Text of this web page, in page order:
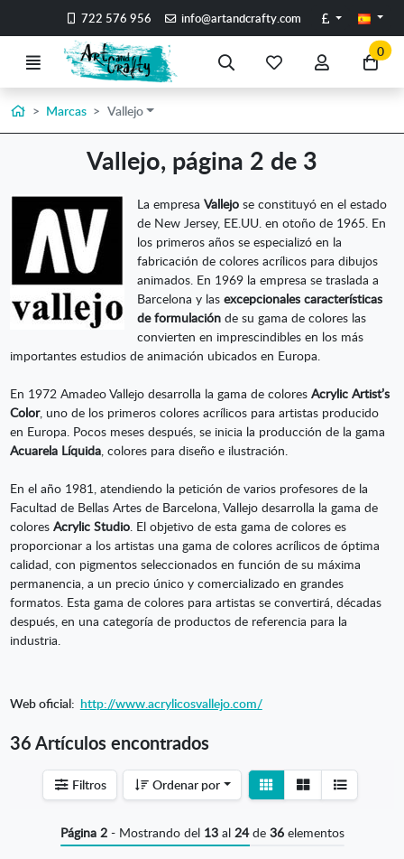
Ir al contenido principal de la página
722 576 956 info@artandcrafty.com Libras
Menú Búsqueda
artículoscuenta
Ir
a
0
InicioMarcas Vallejo
Vallejo, página 2 de 3
La empresaVallejose constituyó en el estado
de New Jersey, EE.UU. en otoño de 1965. En
los primeros años se especializó en la
fabricación de colores acrílicos para dibujos
animados. En 1969 la empresa se traslada a
Barcelona y lasexcepcionales características
de formulación de su gama de colores las
convierten en imprescindibles en los más
importantes estudios de animación ubicados en Europa.
En 1972 Amadeo Vallejo desarrolla la gama de colores Acrylic Artist’s
Color, uno de los primeros colores acrílicos para artistas producido
en Europa. Pocos meses después, se inicia la producción de la gama
Acuarela Líquida, colores para diseño e ilustración.
En el año 1981, atendiendo la petición de varios profesores de la
Facultad de Bellas Artes de Barcelona, Vallejo desarrolla la gama de
colores Acrylic Studio. El objetivo de esta gama de colores es
proporcionar a los artistas una gama de colores acrílicos de óptima
calidad, con pigmentos seleccionados en función de su máxima
permanencia, a un precio único y comercializado en grandes
formatos. Esta gama de colores para artistas se convertirá, décadas
después, en una categoría de productos de referencia para la
industria.
Web oficial: http://www.acrylicosvallejo.com/
36 Artículos encontrados
Filtros Ordenar por
detalle
Ver
listado
Página 2- Mostrando del 13al 24de 36elementos